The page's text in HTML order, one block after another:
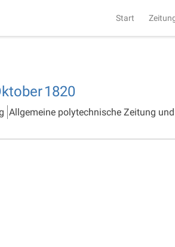
Start
1820
Allgemeine polytechnische Zeitung